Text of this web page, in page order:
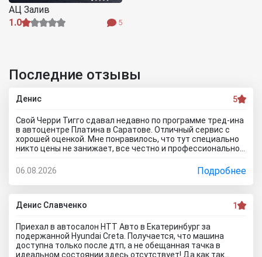
АЦ Залив
1.0
5
Последние отзывы
Денис 5
Свой Черри Тигго сдавал недавно по программе тред-ина
в автоцентре Платина в Саратове. Отличный сервис с
хорошей оценкой. Мне понравилось, что тут специально
никто цены не занижает, все честно и профессионально.
предложили подготовку провести тут в салоне. Для
клиента это важно, самому возиться не надо. Сделали
все быстро и поставили нормальную цену. Теперь буду
ждать , пока тачку продадут, не сомневаюсь , что быстро
справятся так как тут работают профессионалы.
06.08.2026 Подробнее
Денис Славченко 1
Приехал в автосалон НТТ Авто в Екатеринбург за
подержанной Hyundai Creta. Получается, что машина
доступна только после дтп, а не обещанная тачка в
идеальном состоянии здесь отсутствует! Да как так